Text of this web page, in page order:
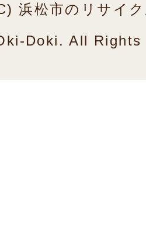
浜松市のリサイ
Doki. All Rights